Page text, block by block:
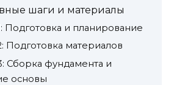
шаги и материалы
Подготовка и планирование
Подготовка материалов
Сборка фундамента и
основы